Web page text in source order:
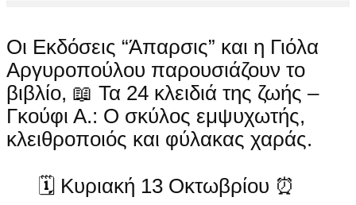
Οι Εκδόσεις “Άπαρσις” και η Γιόλα
Αργυροπούλου παρουσιάζουν το
βιβλίο, 📖 Τα 24 κλειδιά της ζωής –
Γκούφι Α.: Ο σκύλος εμψυχωτής,
κλειθροποιός και φύλακας χαράς.
🗓 Κυριακή 13 Οκτωβρίου ⏰